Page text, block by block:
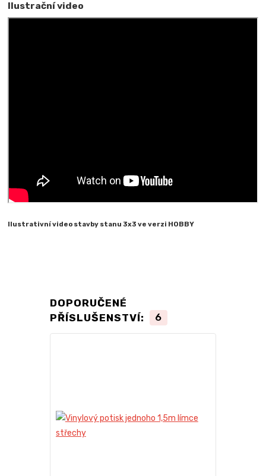
Ilustrační video
Ilustrativní video stavby stanu 3x3 ve verzi HOBBY
DOPORUČENÉ
PŘÍSLUŠENSTVÍ:
6